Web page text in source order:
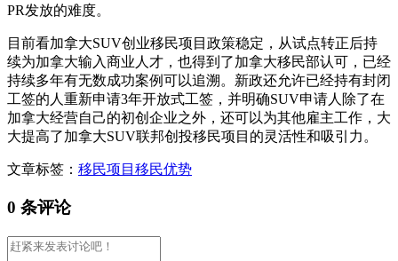
PR发放的难度。
目前看加拿大SUV创业移民项目政策稳定，从试点转正后持
续为加拿大输入商业人才，也得到了加拿大移民部认可，已经
持续多年有无数成功案例可以追溯。新政还允许已经持有封闭
工签的人重新申请3年开放式工签，并明确SUV申请人除了在
加拿大经营自己的初创企业之外，还可以为其他雇主工作，大
大提高了加拿大SUV联邦创投移民项目的灵活性和吸引力。
文章标签： 移民项目 移民优势
0 条评论